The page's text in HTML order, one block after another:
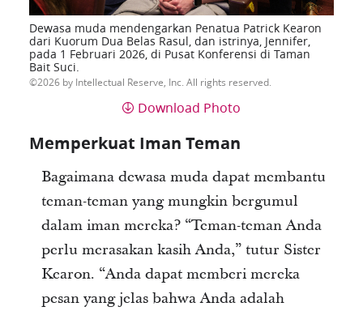
Dewasa muda mendengarkan Penatua Patrick Kearon
dari Kuorum Dua Belas Rasul, dan istrinya, Jennifer,
pada 1 Februari 2026, di Pusat Konferensi di Taman
Bait Suci.
2026 by Intellectual Reserve, Inc. All rights reserved.
Download Photo
Memperkuat Iman Teman
Bagaimana dewasa muda dapat membantu
teman-teman yang mungkin bergumul
dalam iman mereka? “Teman-teman Anda
perlu merasakan kasih Anda,” tutur Sister
Kearon. “Anda dapat memberi mereka
pesan yang jelas bahwa Anda adalah